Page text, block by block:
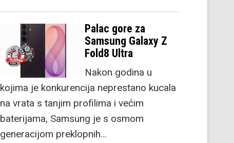
Palac gore za
Samsung Galaxy Z
Fold8 Ultra
Nakon godina u
kojima je konkurencija neprestano kucala
na vrata s tanjim profilima i većim
baterijama, Samsung je s osmom
generacijom preklopnih…